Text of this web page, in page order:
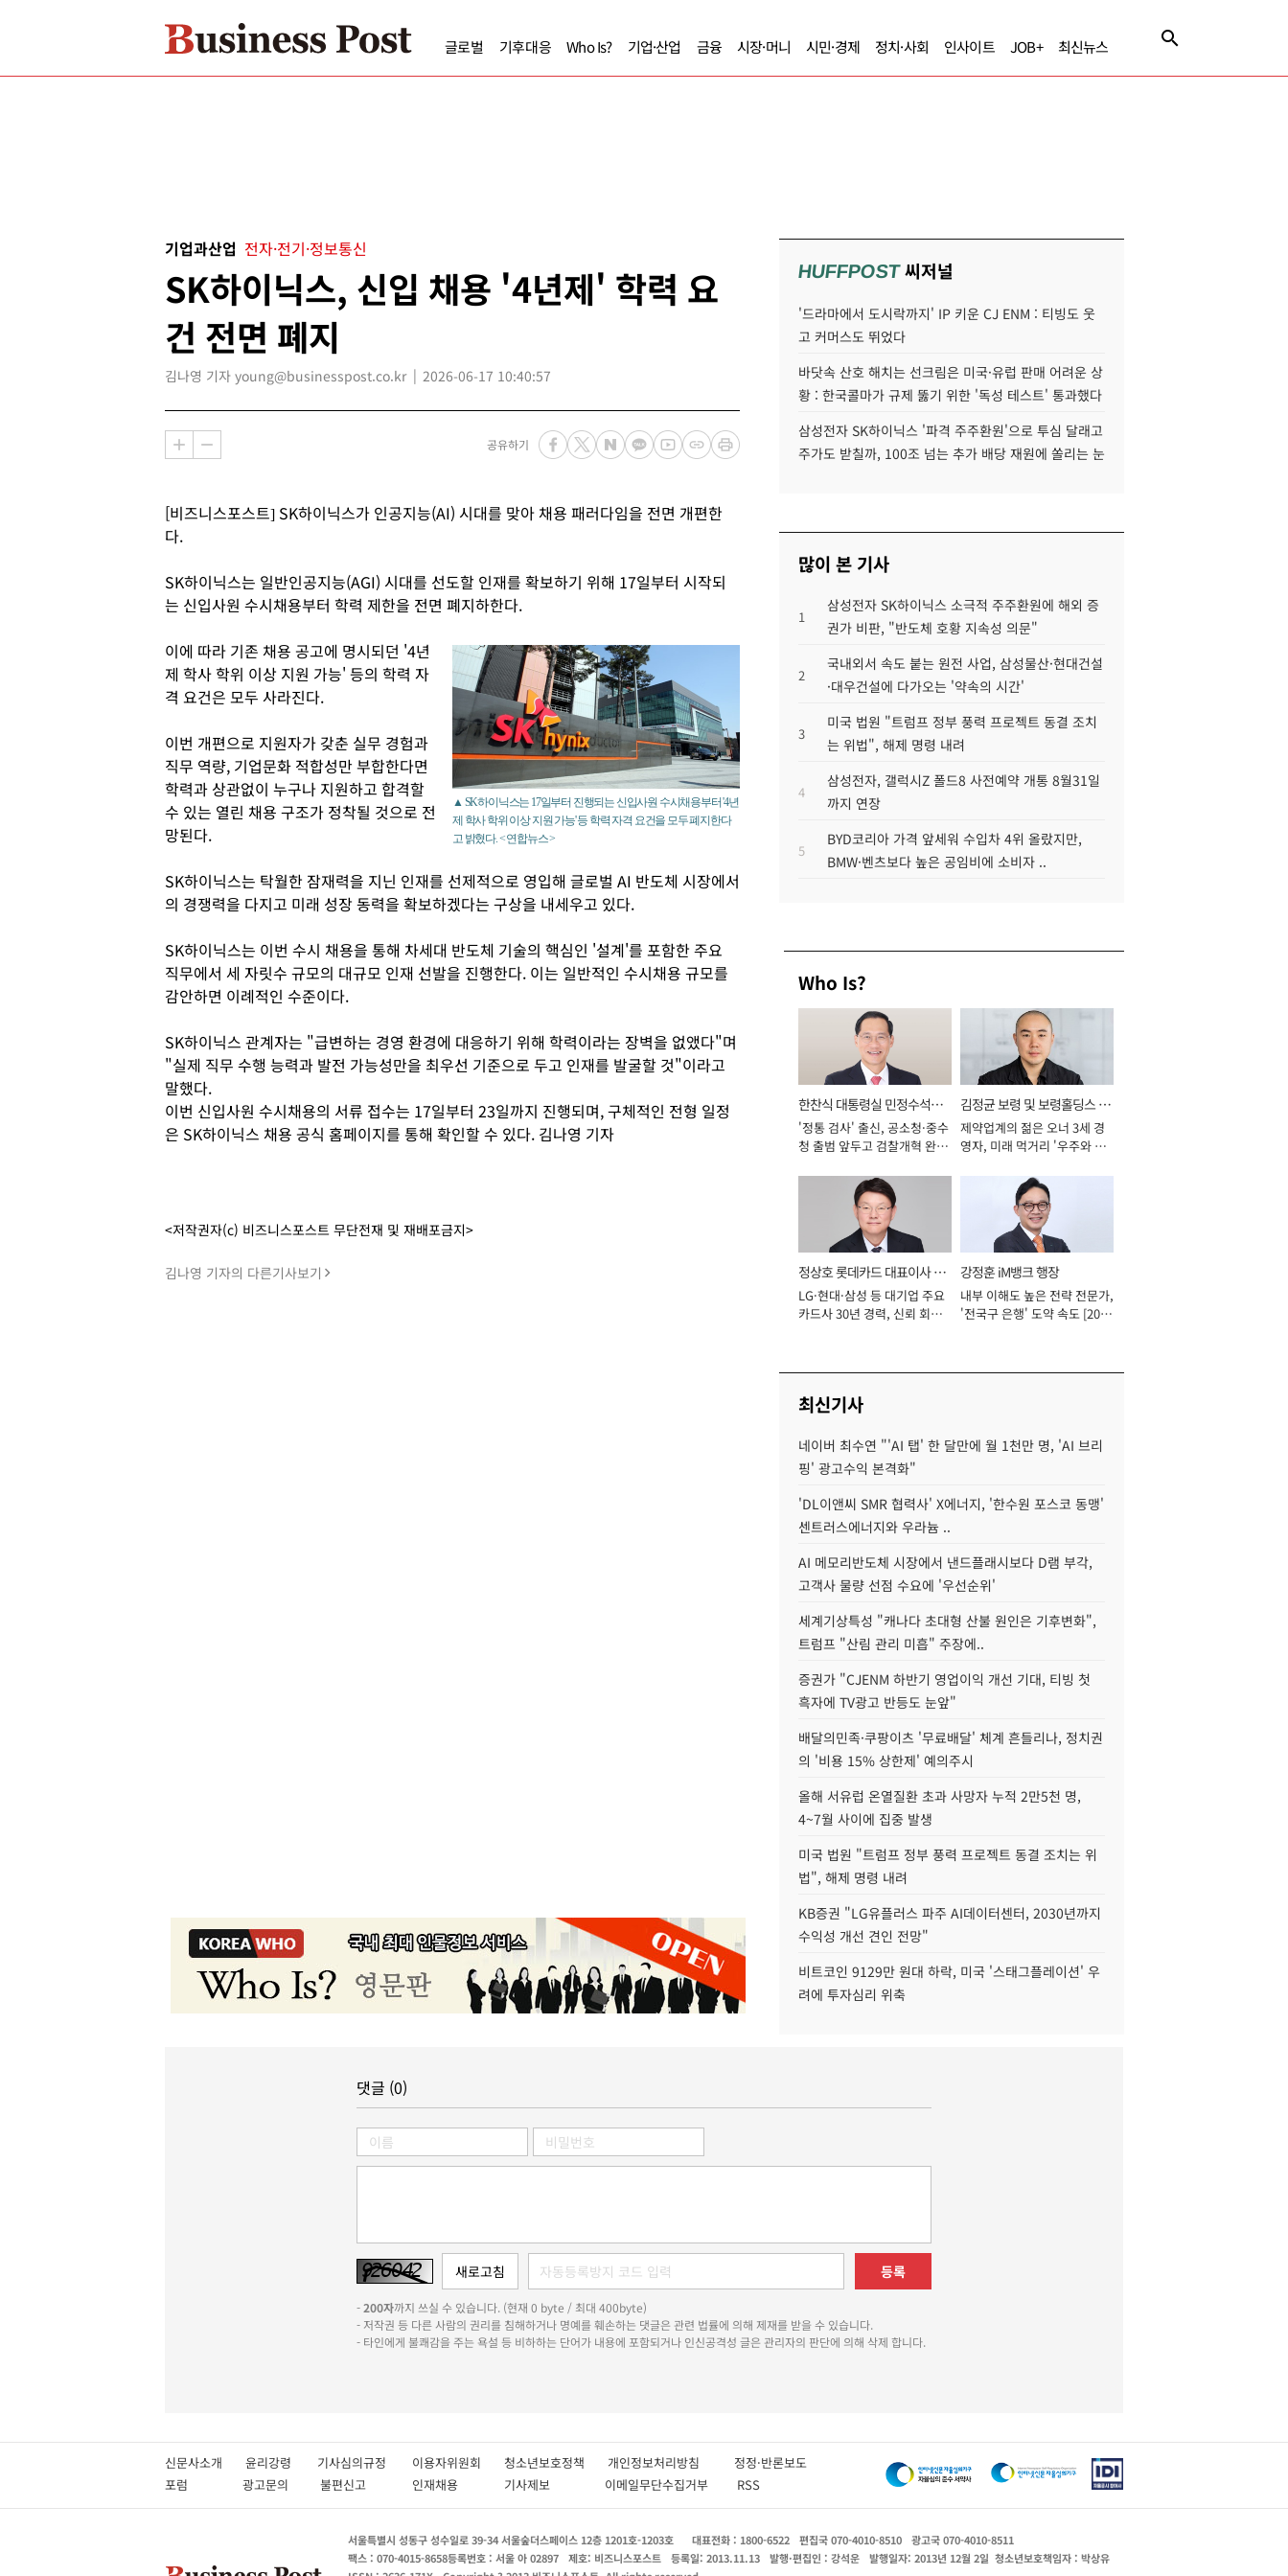
글로벌 기후대응 Who Is? 기업·산업 금융 시장·머니 시민·경제 정치·사회 인사이트 JOB+ 최신뉴스
기업과산업 전자·전기·정보통신
SK하이닉스, 신입 채용 '4년제' 학력 요
건 전면 폐지
김나영 기자 young@businesspost.co.kr 2026-06-17 10:40:57
공유하기
[비즈니스포스트] SK하이닉스가 인공지능(AI) 시대를 맞아 채용 패러다임을 전면 개편한
다.
SK하이닉스는 일반인공지능(AGI) 시대를 선도할 인재를 확보하기 위해 17일부터 시작되
는 신입사원 수시채용부터 학력 제한을 전면 폐지하한다.
▲ SK하이닉스는 17일부터 진행되는 신입사원 수시채용부터 '4년
제 학사 학위 이상 지원 가능' 등 학력 자격 요건을 모두 폐지한다
고 밝혔다. < 연합뉴스 >
이에 따라 기존 채용 공고에 명시되던 '4년
제 학사 학위 이상 지원 가능' 등의 학력 자
격 요건은 모두 사라진다.
이번 개편으로 지원자가 갖춘 실무 경험과
직무 역량, 기업문화 적합성만 부합한다면
학력과 상관없이 누구나 지원하고 합격할
수 있는 열린 채용 구조가 정착될 것으로 전
망된다.
SK하이닉스는 탁월한 잠재력을 지닌 인재를 선제적으로 영입해 글로벌 AI 반도체 시장에서
의 경쟁력을 다지고 미래 성장 동력을 확보하겠다는 구상을 내세우고 있다.
SK하이닉스는 이번 수시 채용을 통해 차세대 반도체 기술의 핵심인 '설계'를 포함한 주요
직무에서 세 자릿수 규모의 대규모 인재 선발을 진행한다. 이는 일반적인 수시채용 규모를
감안하면 이례적인 수준이다.
SK하이닉스 관계자는 "급변하는 경영 환경에 대응하기 위해 학력이라는 장벽을 없앴다"며
"실제 직무 수행 능력과 발전 가능성만을 최우선 기준으로 두고 인재를 발굴할 것"이라고
말했다.
이번 신입사원 수시채용의 서류 접수는 17일부터 23일까지 진행되며, 구체적인 전형 일정
은 SK하이닉스 채용 공식 홈페이지를 통해 확인할 수 있다. 김나영 기자
<저작권자(c) 비즈니스포스트 무단전재 및 재배포금지>
김나영 기자의 다른기사보기
HUFFPOST씨저널
'드라마에서 도시락까지' IP 키운 CJ ENM : 티빙도 웃
고 커머스도 뛰었다
바닷속 산호 해치는 선크림은 미국·유럽 판매 어려운 상
황 : 한국콜마가 규제 뚫기 위한 '독성 테스트' 통과했다
삼성전자 SK하이닉스 '파격 주주환원'으로 투심 달래고
주가도 받칠까, 100조 넘는 추가 배당 재원에 쏠리는 눈
많이 본 기사
1
삼성전자 SK하이닉스 소극적 주주환원에 해외 증
권가 비판, "반도체 호황 지속성 의문"
2
국내외서 속도 붙는 원전 사업, 삼성물산·현대건설
·대우건설에 다가오는 '약속의 시간'
3
미국 법원 "트럼프 정부 풍력 프로젝트 동결 조치
는 위법", 해제 명령 내려
4
삼성전자, 갤럭시Z 폴드8 사전예약 개통 8월31일
까지 연장
5
BYD코리아 가격 앞세워 수입차 4위 올랐지만,
BMW·벤츠보다 높은 공임비에 소비자 ..
Who Is?
한찬식 대통령실 민정수석비
서관
'정통 검사' 출신, 공소청·중수
청 출범 앞두고 검찰개혁 완수
김정균 보령 및 보령홀딩스 대
표이사 사장
제약업계의 젊은 오너 3세 경
영자, 미래 먹거리 '우주와 헬
정상호 롯데카드 대표이사 사
장
LG·현대·삼성 등 대기업 주요
카드사 30년 경력, 신뢰 회복
강정훈 iM뱅크 행장
내부 이해도 높은 전략 전문가,
'전국구 은행' 도약 속도 [2026
최신기사
네이버 최수연 "'AI 탭' 한 달만에 월 1천만 명, 'AI 브리
핑' 광고수익 본격화"
'DL이앤씨 SMR 협력사' X에너지, '한수원 포스코 동맹'
센트러스에너지와 우라늄 ..
AI 메모리반도체 시장에서 낸드플래시보다 D램 부각,
고객사 물량 선점 수요에 '우선순위'
세계기상특성 "캐나다 초대형 산불 원인은 기후변화",
트럼프 "산림 관리 미흡" 주장에..
증권가 "CJENM 하반기 영업이익 개선 기대, 티빙 첫
흑자에 TV광고 반등도 눈앞"
배달의민족·쿠팡이츠 '무료배달' 체계 흔들리나, 정치권
의 '비용 15% 상한제' 예의주시
올해 서유럽 온열질환 초과 사망자 누적 2만5천 명,
4~7월 사이에 집중 발생
미국 법원 "트럼프 정부 풍력 프로젝트 동결 조치는 위
법", 해제 명령 내려
KB증권 "LG유플러스 파주 AI데이터센터, 2030년까지
수익성 개선 견인 전망"
비트코인 9129만 원대 하락, 미국 '스태그플레이션' 우
려에 투자심리 위축
댓글 (0)
등록
-200자까지 쓰실 수 있습니다. (현재 0 byte / 최대 400byte)
- 저작권 등 다른 사람의 권리를 침해하거나 명예를 훼손하는 댓글은 관련 법률에 의해 제재를 받을 수 있습니다.
- 타인에게 불쾌감을 주는 욕설 등 비하하는 단어가 내용에 포함되거나 인신공격성 글은 관리자의 판단에 의해 삭제 합니다.
신문사소개 윤리강령 기사심의규정 이용자위원회 청소년보호정책 개인정보처리방침 정정·반론보도
포럼
광고문의 불편신고 인재채용 기사제보 이메일무단수집거부 RSS
서울특별시 성동구 성수일로 39-34 서울숲더스페이스 12층 1201호-1203호 대표전화 : 1800-6522 편집국 070-4010-8510
광고국 070-4010-8511
팩스 : 070-4015-8658등록번호 : 서울 아 02897 제호: 비즈니스포스트 등록일: 2013.11.13 발행·편집인 : 강석운 발행일자: 2013년 12월 2일 청소년보호책임자 : 박상유